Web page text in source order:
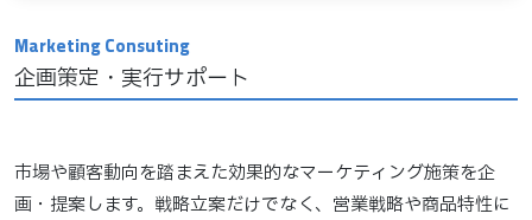
企画策定・実行サポート
市場や顧客動向を踏まえた効果的なマーケティング施策を企
画・提案します。戦略立案だけでなく、営業戦略や商品特性に